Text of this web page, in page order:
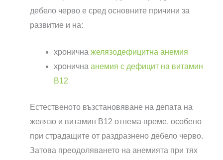
дебело черво е сред основните причини за
развитие и на:
хронична желязодефицитна анемия
хронична анемия с дефицит на витамин
B12
Естественото възстановяване на депата на
желязо и витамин B12 отнема време, особено
при страдащите от раздразнено дебело черво.
Затова преодоляването на анемията при тях